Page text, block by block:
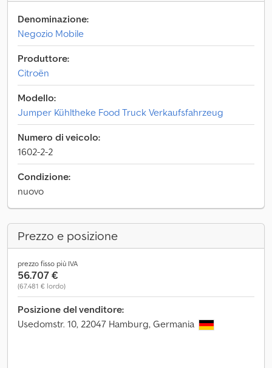
Denominazione:
Negozio Mobile
Produttore:
Citroën
Modello:
Jumper Kühltheke Food Truck Verkaufsfahrzeug
Numero di veicolo:
1602-2-2
Condizione:
nuovo
Prezzo e posizione
prezzo fisso più IVA
56.707 €
(67.481 € lordo)
Posizione del venditore:
Usedomstr. 10, 22047 Hamburg, Germania